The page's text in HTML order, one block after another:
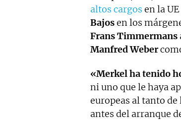
altos cargos en la
Bajosen los
Frans Timmermans
Manfred Weber
«Merkel ha tenido
ni uno que le haya
europeas al tanto
antes del arranque